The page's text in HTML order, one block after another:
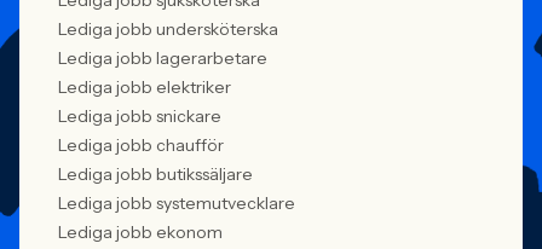
Lediga jobb undersköterska
Lediga jobb lagerarbetare
Lediga jobb elektriker
Lediga jobb snickare
Lediga jobb chaufför
Lediga jobb butikssäljare
Lediga jobb systemutvecklare
Lediga jobb ekonom